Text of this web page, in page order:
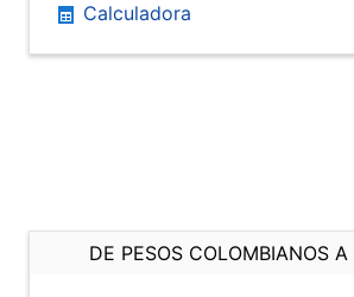
Calculadora
DE PESOS COLOMBIANOS